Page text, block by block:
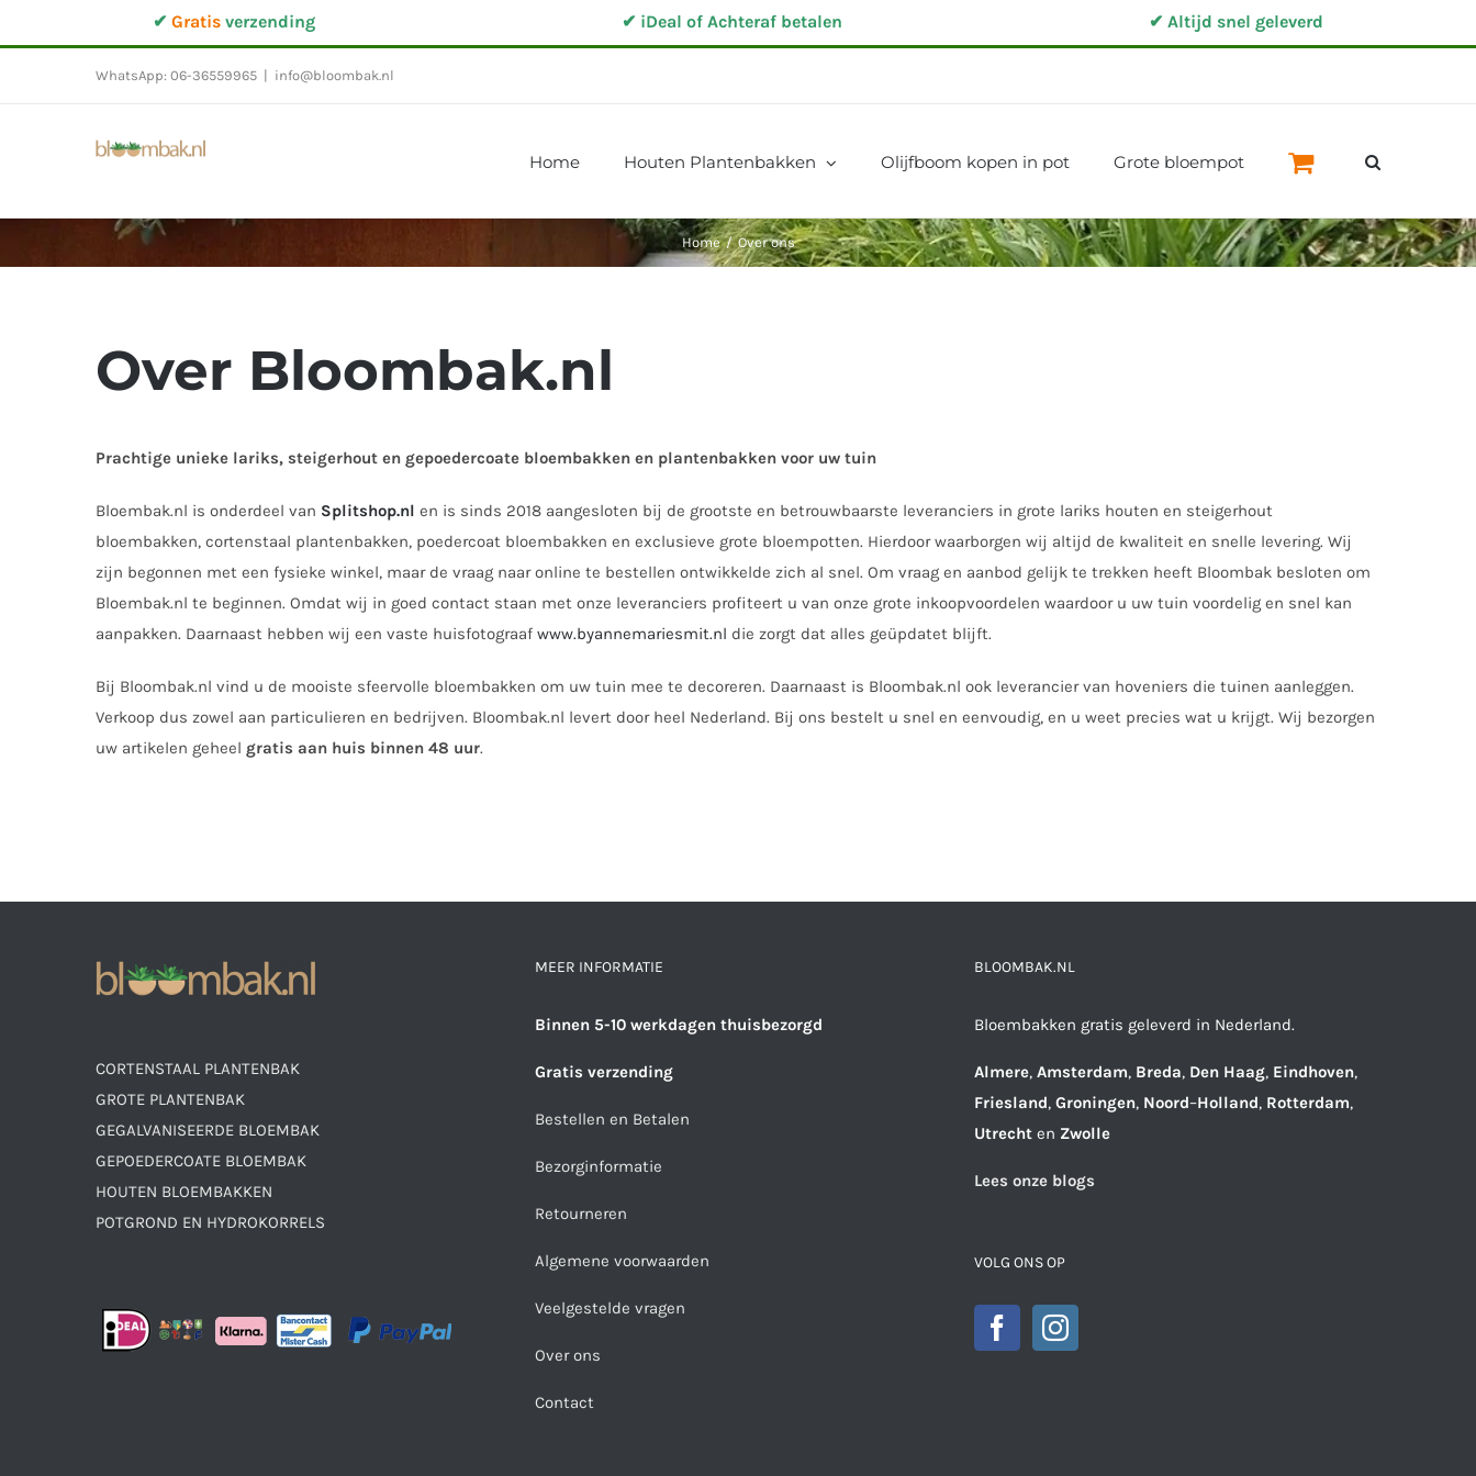
naar
✔Gratisverzending ✔ iDeal of Achteraf betalen ✔ Altijd snel geleverd
WhatsApp: 06-36559965 info@bloombak.nl
Home Houten Plantenbakken Olijfboom kopen in pot Grote bloempot
Home / Over ons
Over Bloombak.nl
Prachtige unieke lariks, steigerhout en gepoedercoate bloembakken en plantenbakken voor uw tuin
Bloembak.nl is onderdeel van Splitshop.nl en is sinds 2018 aangesloten bij de grootste en betrouwbaarste leveranciers in grote lariks houten en steigerhout
bloembakken, cortenstaal plantenbakken, poedercoat bloembakken en exclusieve grote bloempotten. Hierdoor waarborgen wij altijd de kwaliteit en snelle levering. Wij
zijn begonnen met een fysieke winkel, maar de vraag naar online te bestellen ontwikkelde zich al snel. Om vraag en aanbod gelijk te trekken heeft Bloombak besloten om
Bloembak.nl te beginnen. Omdat wij in goed contact staan met onze leveranciers profiteert u van onze grote inkoopvoordelen waardoor u uw tuin voordelig en snel kan
aanpakken. Daarnaast hebben wij een vaste huisfotograaf www.byannemariesmit.nl die zorgt dat alles geüpdatet blijft.
Bij Bloombak.nl vind u de mooiste sfeervolle bloembakken om uw tuin mee te decoreren. Daarnaast is Bloombak.nl ook leverancier van hoveniers die tuinen aanleggen.
Verkoop dus zowel aan particulieren en bedrijven. Bloombak.nl levert door heel Nederland. Bij ons bestelt u snel en eenvoudig, en u weet precies wat u krijgt. Wij bezorgen
uw artikelen geheel gratis aan huis binnen 48 uur.
CORTENSTAAL PLANTENBAK
GROTE PLANTENBAK
GEGALVANISEERDE BLOEMBAK
GEPOEDERCOATE BLOEMBAK
HOUTEN BLOEMBAKKEN
POTGROND EN HYDROKORRELS
MEER INFORMATIE
Binnen 5-10 werkdagen thuisbezorgd
Gratis verzending
Bestellen en Betalen
Bezorginformatie
Retourneren
Algemene voorwaarden
Veelgestelde vragen
Over ons
Contact
BLOOMBAK.NL
Bloembakken gratis geleverd in Nederland.
Almere, Amsterdam, Breda, Den Haag, Eindhoven,
Friesland, Groningen, Noord–Holland, Rotterdam,
Utrecht en Zwolle
Lees onze blogs
VOLG ONS OP